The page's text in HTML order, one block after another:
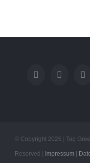
© Copyright 2026 | Top
Reserved | Impressum |